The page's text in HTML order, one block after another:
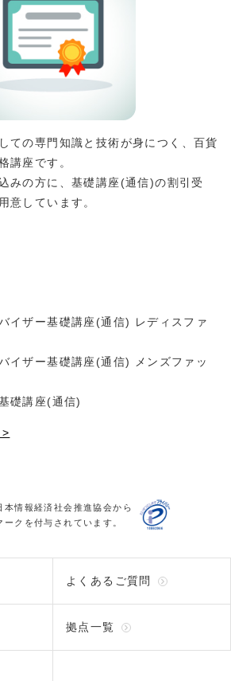
ての専門知識と技術が身につく、百貨
講座です。
みの方に、基礎講座(通信)の割引受
意しています。
イザー基礎講座(通信) レディスファ
イザー基礎講座(通信) メンズファッ
礎講座(通信)
本情報経済社会推進協会から
ークを付与されています。
よくあるご質問
拠点一覧